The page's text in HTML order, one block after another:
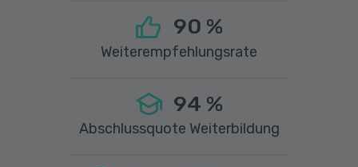
90 %
Weiterempfehlungsrate
94 %
Abschlussquote Weiterbildung